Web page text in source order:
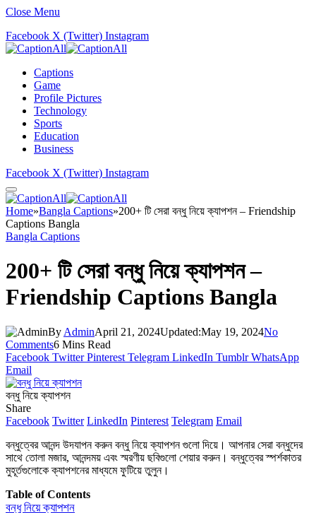
Close Menu
Facebook X (Twitter) Instagram
Captions
Game
Profile Pictures
Technology
Sports
Education
Business
Facebook X (Twitter) Instagram
Home»Bangla Captions»200+ টি সেরা বন্ধু নিয়ে ক্যাপশন – Friendship
Captions Bangla
Bangla Captions
200+ টি সেরা বন্ধু নিয়ে ক্যাপশন –
Friendship Captions Bangla
By AdminApril 21, 2024Updated:May 19, 2024No
Comments6 Mins Read
Facebook Twitter Pinterest Telegram LinkedIn Tumblr WhatsApp
Email
বন্ধু নিয়ে ক্যাপশন
Share
Facebook Twitter LinkedIn Pinterest Telegram Email
বন্ধুত্বের আনন্দ উদযাপন করুন বন্ধু নিয়ে ক্যাপশন গুলো দিয়ে। আপনার সেরা বন্ধুদের
সাথে তোলা মজার, আনন্দময় এবং স্মরণীয় ছবিগুলো শেয়ার করুন। বন্ধুত্বের স্পর্শকাতর
মুহূর্তগুলোকে ক্যাপশনের মাধ্যমে ফুটিয়ে তুলুন।
Table of Contents
বন্ধু নিয়ে ক্যাপশন